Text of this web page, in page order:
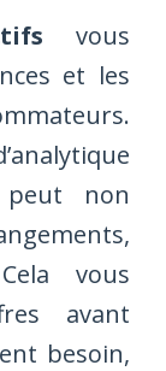
vous
et les
peut non
vous
avant
besoin,